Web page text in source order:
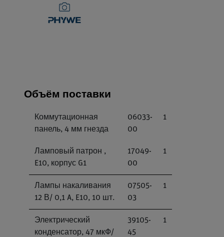
Объём поставки
Коммутационная
панель, 4 мм гнезда
06033-
00
1
Ламповый патрон ,
E10, корпус G1
17049-
00
1
Лампы накаливания
12 В/ 0,1 A, E10, 10 шт.
07505-
03
1
Электрический
конденсатор, 47 мкФ/
39105-
45
1